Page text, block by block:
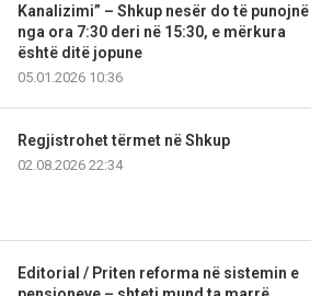
Kanalizimi” – Shkup nesër do të punojnë
nga ora 7:30 deri në 15:30, e mërkura
është ditë jopune
05.01.2026 10:36
Regjistrohet tërmet në Shkup
02.08.2026 22:34
Editorial / Priten reforma në sistemin e